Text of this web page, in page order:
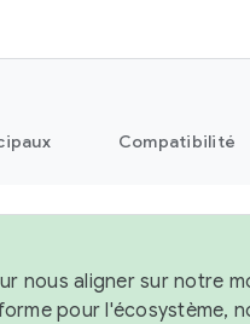
Compatibilité
nous aligner sur notre
pour l'écosystème,